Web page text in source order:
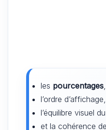
les pourcentages,
l’ordre d’affichage,
l’équilibre visuel
et la cohérence